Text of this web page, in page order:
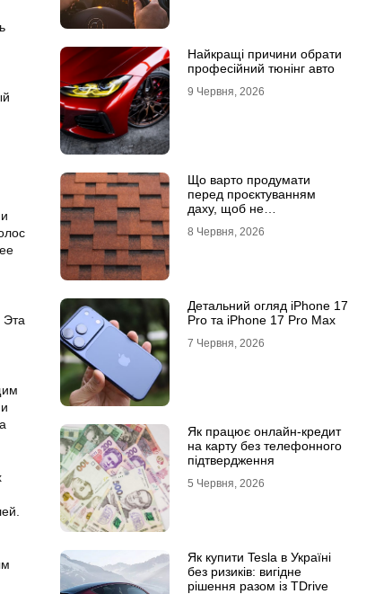
Эта
Найкращі причини обрати
професійний тюнінг авто
9 Червня, 2026
Що варто продумати
перед проєктуванням
даху, щоб не
будівництва
8 Червня, 2026
Детальний огляд iPhone 17
Pro та iPhone 17 Pro Max
7 Червня, 2026
Як працює онлайн-кредит
на карту без телефонного
підтвердження
5 Червня, 2026
Як купити Tesla в Україні
без ризиків: вигідне
рішення разом із TDrive